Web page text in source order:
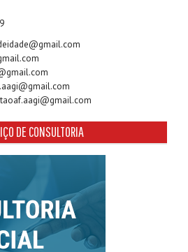
DE CONSULTORIA